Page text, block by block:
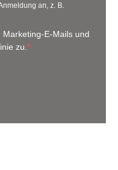
an, z. B.
E-Mails und
zu.